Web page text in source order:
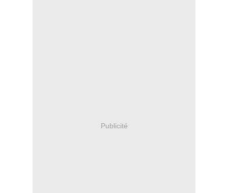
Publicité